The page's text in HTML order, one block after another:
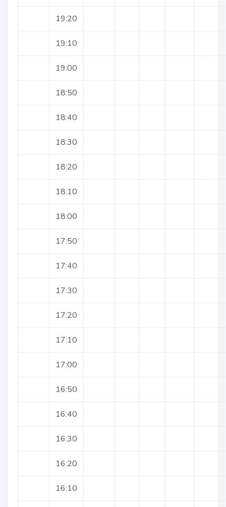
19:20
19:10
19:00
18:50
18:40
18:30
18:20
18:10
18:00
17:50
17:40
17:30
17:20
17:10
17:00
16:50
16:40
16:30
16:20
16:10